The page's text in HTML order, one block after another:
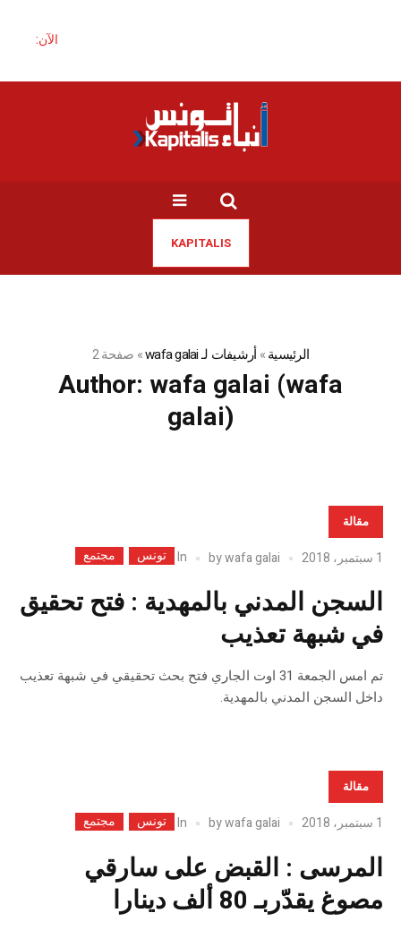
الآن:
KAPITALIS
الرئيسية»أرشيفات لـ wafa galai » صفحة 2
Author: wafa galai (wafa
galai)
مقالة
1 سبتمبر، 2018 bywafa galai
In تونس مجتمع
السجن المدني بالمهدية : فتح تحقيق
في شبهة تعذيب
تم امس الجمعة 31 اوت الجاري فتح بحث تحقيقي في شبهة تعذيب
داخل السجن المدني بالمهدية.
مقالة
1 سبتمبر، 2018 bywafa galai
In تونس مجتمع
المرسى : القبض على سارقي
مصوغ يقدّربـ 80 ألف دينارا